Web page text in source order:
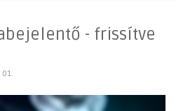
- frissítve